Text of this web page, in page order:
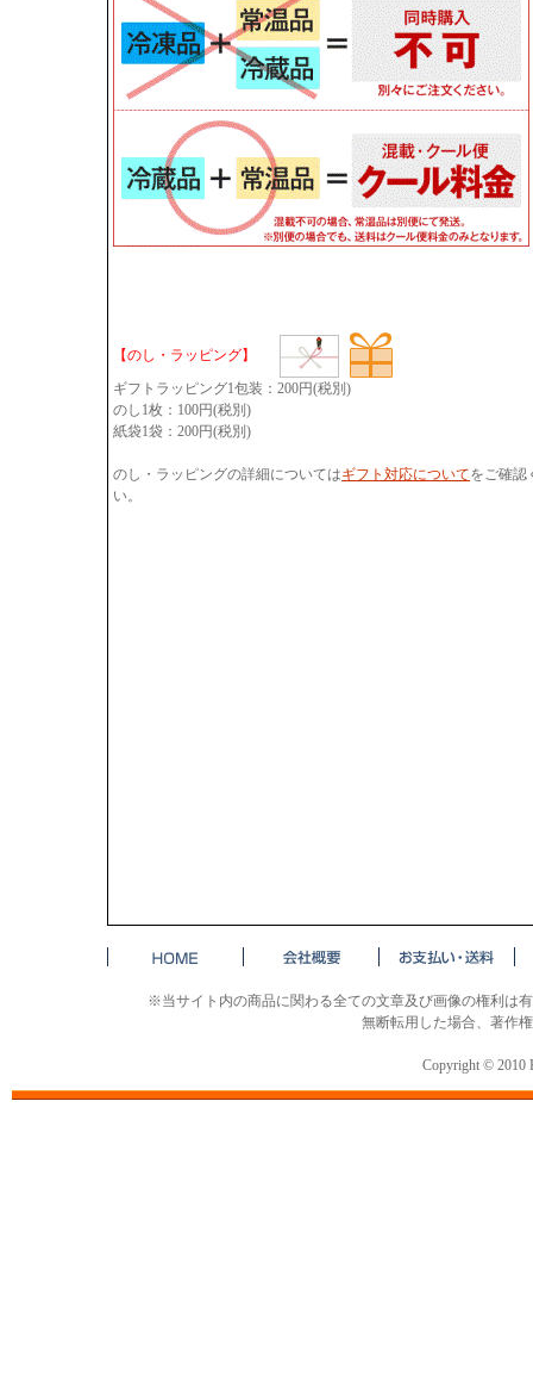
【のし・ラッピング】
ギフトラッピング1包装：200円(税別)
のし1枚：100円(税別)
紙袋1袋：200円(税別)
のし・ラッピングの詳細についてはギフト対応についてをご確認
い。
※当サイト内の商品に関わる全ての文章及び画像の権利は
無断転用した場合、著作
Copyright © 2010